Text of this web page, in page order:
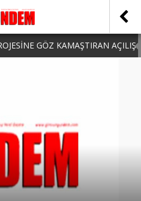
GÖZ KAMAŞTIRAN AÇILIŞ
GÖRÜNCE GÖZLERİM DOLDU